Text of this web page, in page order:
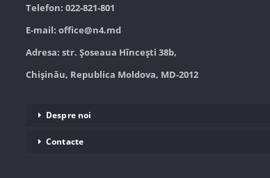
Telefon: 022-821-801
E-mail: office@n4.md
Adresa: str. Șoseaua Hînceşti 38b,
Chișinău, Republica Moldova, MD-2012
Despre noi
Contacte